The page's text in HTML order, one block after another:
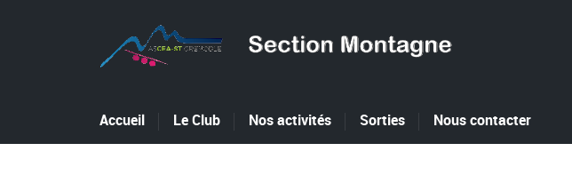
Accueil Le Club Nos activités Sorties Nous contacter